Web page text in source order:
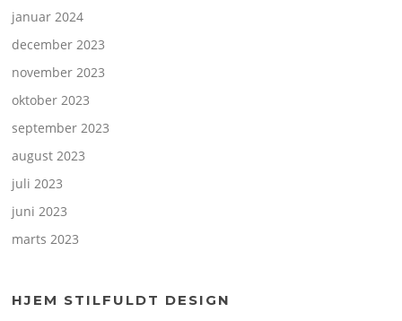
januar 2024
december 2023
november 2023
oktober 2023
september 2023
august 2023
juli 2023
juni 2023
marts 2023
HJEM STILFULDT DESIGN